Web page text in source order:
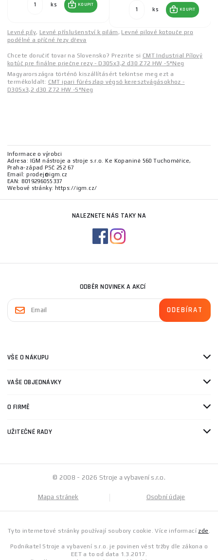
ks KOUPIT
ks KOUPIT
Levné pily, Levné příslušenství k pilám, Levné pilové kotouče pro
podélné a příčné řezy dřeva
Chcete doručiť tovar na Slovensko? Prezrite si CMT Industrial Pílový
kotúč pre finálne priečne rezy - D305x3,2 d30 Z72 HW -5°Neg
Magyarországra történő kiszállításért tekintse meg ezt a
termékoldalt: CMT ipari fűrészlap végső keresztvágásokhoz -
D305x3,2 d30 Z72 HW -5°Neg
Informace o výrobci
Adresa: IGM nástroje a stroje s.r.o. Ke Kopanině 560 Tuchoměřice,
Praha-západ PSČ 252 67
Email: prodej@igm.cz
EAN: 8019296055337
Webové stránky: https://igm.cz/
NALEZNETE NÁS TAKY NA
ODBĚR NOVINEK A AKCÍ
VŠE O NÁKUPU
VAŠE OBJEDNÁVKY
O FIRMĚ
UŽITEČNÉ RADY
© 2008 - 2026 Stroje a vybavení s.r.o.
Mapa stránek Osobní údaje
Tyto internetové stránky používají soubory cookie. Více informací zde .
Podnikatel Stroje a vybavení s.r.o. je povinen vést tržby dle zákona o
EET a to od data 1.3.2017.